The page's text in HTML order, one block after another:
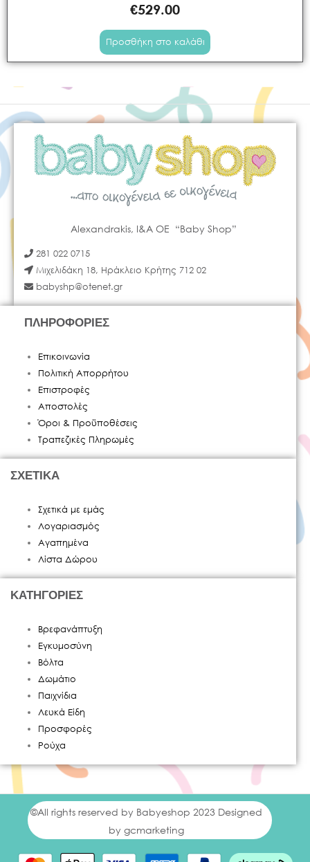
€529.00
Προσθήκη στο καλάθι
Alexandrakis, I&A OE “Baby Shop”
281 022 0715
Μιχελιδάκη 18, Ηράκλειο Κρήτης 712 02
babyshp@otenet.gr
ΠΛΗΡΟΦΟΡΙΕΣ
Επικοινωνία
Πολιτική Απορρήτου
Επιστροφές
Αποστολές
Όροι & Προϋποθέσεις
Τραπεζικές Πληρωμές
ΣΧΕΤΙΚΑ
Σχετικά με εμάς
Λογαριασμός
Αγαπημένα
Λίστα Δώρου
ΚΑΤΗΓΟΡΙΕΣ
Βρεφανάπτυξη
Εγκυμοσύνη
Βόλτα
Δωμάτιο
Παιχνίδια
Λευκά Είδη
Προσφορές
Ρούχα
©All rights reserved by Babyeshop 2023 Designed
by gcmarketing